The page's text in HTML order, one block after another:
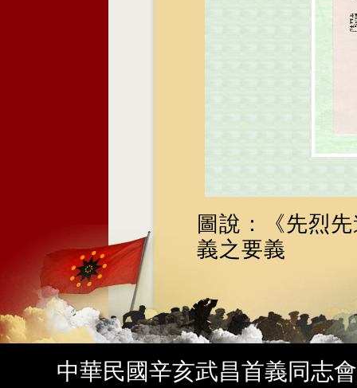
圖說：《先烈
義之要義
中華民國辛亥武昌首義同志